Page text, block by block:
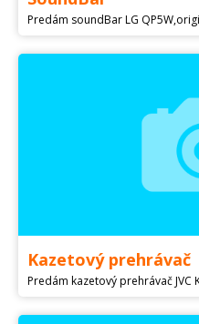
Kazetový prehrávač